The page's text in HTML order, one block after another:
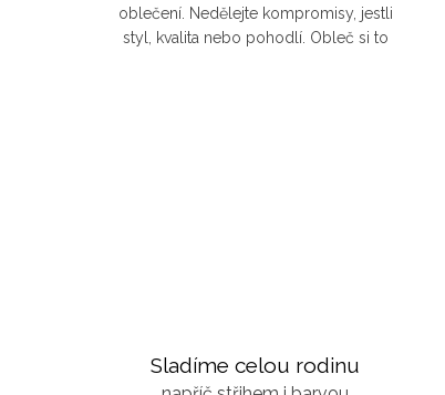
oblečení. Nedělejte kompromisy, jestli
styl, kvalita nebo pohodlí. Obleč si to
Sladíme celou rodinu